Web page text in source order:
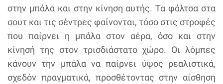
στην μπάλα και στην κίνηση αυτής. Τα φάλτσα στα
σουτ και τις σέντρες φαίνονται, τόσο στις στροφές
που παίρνει η μπάλα στον αέρα, όσο και στην
κίνησή της στον τρισδιάστατο χώρο. Οι λόμπες
κάνουν την μπάλα να παίρνει ύψος ρεαλιστικά,
σχεδόν πραγματικά, προσθέτοντας στην αίσθηση